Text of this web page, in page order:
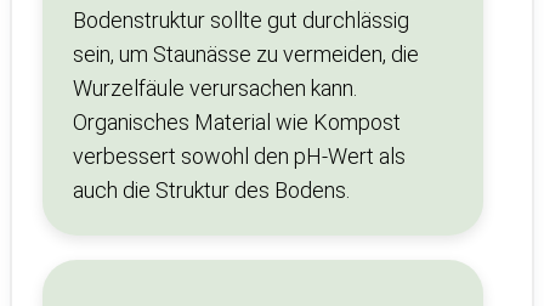
Bodenstruktur sollte gut durchlässig
sein, um Staunässe zu vermeiden, die
Wurzelfäule verursachen kann.
Organisches Material wie Kompost
verbessert sowohl den pH-Wert als
auch die Struktur des Bodens.